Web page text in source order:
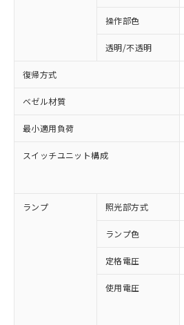
操作部色
透明/不透明
復帰方式
ベゼル材質
最小適用負荷
スイッチユニット構成
ランプ 照光部方式
ランプ色
定格電圧
使用電圧
※1 対応状況
対応済み：EU RoHS指